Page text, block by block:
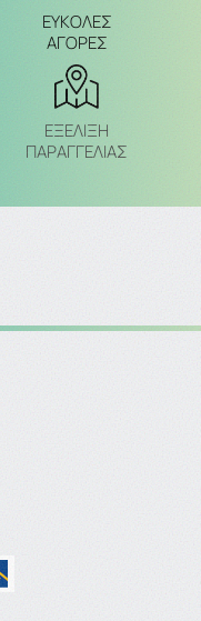
ΕΥΚΟΛΕΣ
ΑΓΟΡΕΣ
ΕΞΈΛΙΞΗ
ΠΑΡΑΓΓΕΛΙΑΣ